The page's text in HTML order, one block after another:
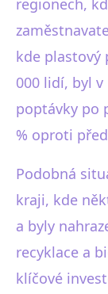
regionech,
kde plastový
000 lidí, byl v
poptávky po
% oproti
Podobná
kraji, kde
a byly
recyklace a
klíčové